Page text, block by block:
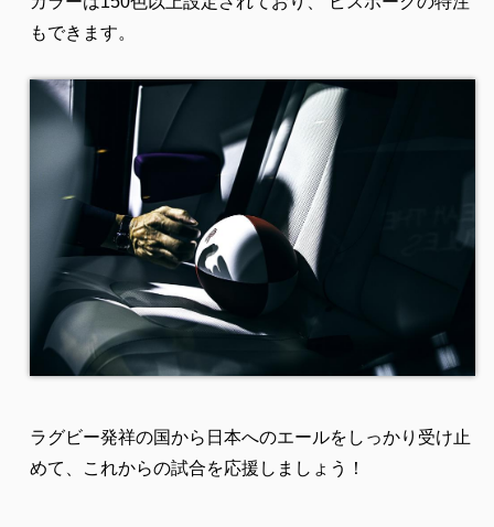
もできます。
ラグビー発祥の国から日本へのエールをしっかり受け止
めて、これからの試合を応援しましょう！